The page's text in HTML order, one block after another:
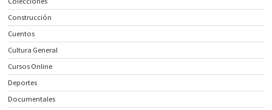
Construcción
Cuentos
Cultura General
Cursos Online
Deportes
Documentales